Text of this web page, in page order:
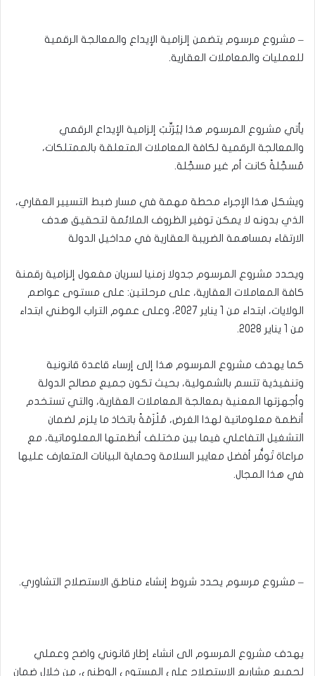
– مشروع مرسوم يتضمن إلزامية الإيداع والمعالجة الرقمية
للعمليات والمعاملات العقارية.
يأتي مشروع المرسوم هذا لِيُرَتِّبَ إلزامية الإيداع الرقمي
والمعالجة الرقمية لكافة المعاملات المتعلقة بالممتلكات،
مُسجَّلةً كانت أم غير مسجَّلة.
ويشكل هذا الإجراء محطة مهمة في مسار ضبط التسيير العقاري،
الذي بدونه لا يمكن توفير الظروف الملائمة لتحقيق هدف
الارتقاء بمساهمة الضريبة العقارية في مداخيل الدولة
ويحدد مشروع المرسوم جدولا زمنيا لسريان مفعول إلزامية رقمنة
كافة المعاملات العقارية، على مرحلتين: على مستوى عواصم
الولايات، ابتداء من 1 يناير 2027، وعلى عموم التراب الوطني ابتداء
من 1 يناير 2028.
كما يهدف مشروع المرسوم هذا إلى إرساء قاعدة قانونية
وتنفيذية تتسم بالشمولية، بحيث تكون جميع مصالح الدولة
وأجهزتها المعنية بمعالجة المعاملات العقارية، والتي تستخدم
أنظمة معلوماتية لهذا الغرض، مُلْزَمَةً باتخاذ ما يلزم لضمان
التشغيل التفاعلي فيما بين مختلف أنظمتها المعلوماتية، مع
مراعاة تَوفُّر أفضل معايير السلامة وحماية البيانات المتعارف عليها
في هذا المجال.
– مشروع مرسوم يحدد شروط إنشاء مناطق الاستصلاح التشاوري.
يهدف مشروع المرسوم الى انشاء إطار قانوني واضح وعملي
لجميع مشاريع الاستصلاح على المستوى الوطني، من خلال ضمان